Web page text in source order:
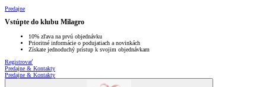
Predajne
Vstúpte do klubu Milagro
10% zľava na prvú objednávku
Prioritné informácie o podujatiach a novinkách
Získate jednoduchý prístup k svojim objednávkam
Registrovať
Predajne & Kontakty
Predajne & Kontakty